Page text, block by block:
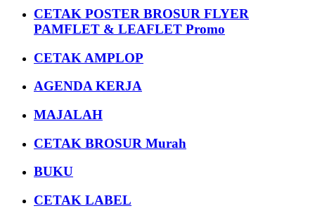
CETAK POSTER BROSUR FLYER
PAMFLET & LEAFLET Promo
CETAK AMPLOP
AGENDA KERJA
MAJALAH
CETAK BROSUR Murah
BUKU
CETAK LABEL